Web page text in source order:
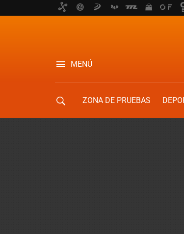
MENÚ
ZONA DE PRUEBAS